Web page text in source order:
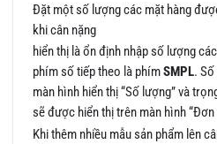
Đặt một số lượng các mặt hàng
khi cân nặng
hiển thị là ổn định nhập số lượng
phím số tiếp theo là phímSMPL.
màn hình hiển thị “Số lượng” và
sẽ được hiển thị trên màn hình “Đơn
Khi thêm nhiều mẫu sản phẩm lên